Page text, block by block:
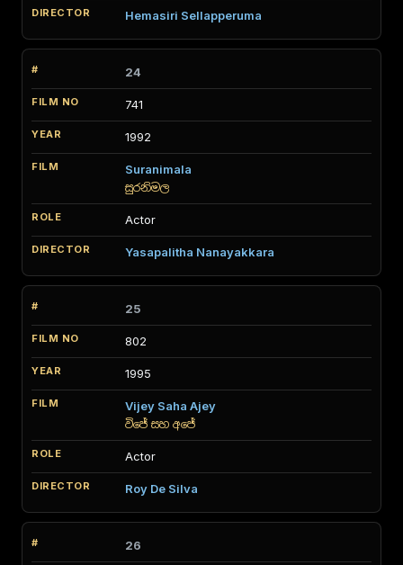
Hemasiri Sellapperuma
24
741
1992
Suranimala
සුරනිමල
Actor
Yasapalitha Nanayakkara
25
802
1995
Vijey Saha Ajey
විජේ සහ අජේ
Actor
Roy De Silva
26